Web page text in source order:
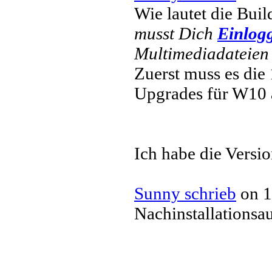
Wie lautet die
musst Dich
Zuerst muss es
Upgrades für W10
Ich habe die
Sunny schrieb on